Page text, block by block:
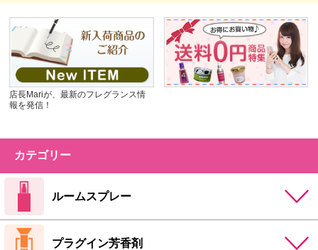
店長Mariが、最新のフレグランス情
報を発信！
カテゴリー
ルームスプレー
プラグイン芳香剤